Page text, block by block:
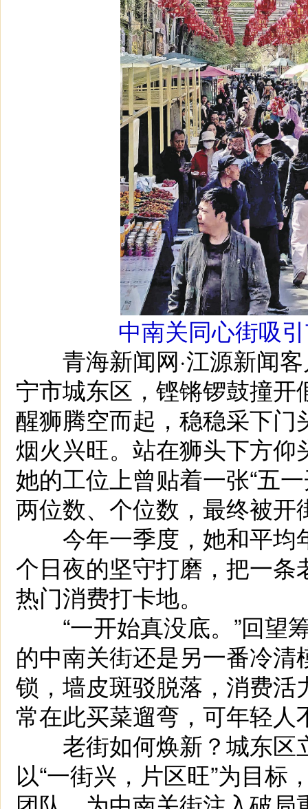
中南关同心街吸
青海新闻网·江源新闻客
宁市城东区，铿锵锣鼓撞
醒狮腾空而起，稳稳采下
烟火兴旺。站在狮头下方
她的工位上曾贴着一张“五
两位数、个位数，最终被
今年一季度，她和平均
个日夜的坚守打磨，把一条
热门消费打卡地。
“一开始真没底。”回望
的中南关街还是另一番冷
锁，墙皮斑驳脱落，消费
常在此买菜遛弯，可年轻
老街如何焕新？城东区
以“一街兴，片区旺”为目